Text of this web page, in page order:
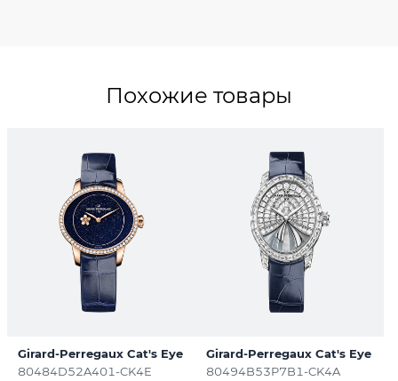
Похожие товары
Girard-Perregaux Cat's Eye
80484D52A401-CK4E
Girard-Perregaux Cat's Eye
80494B53P7B1-CK4A